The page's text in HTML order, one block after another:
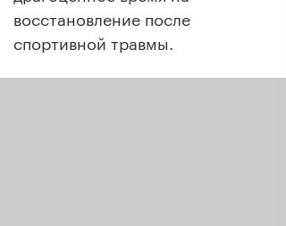
восстановление после
спортивной травмы.